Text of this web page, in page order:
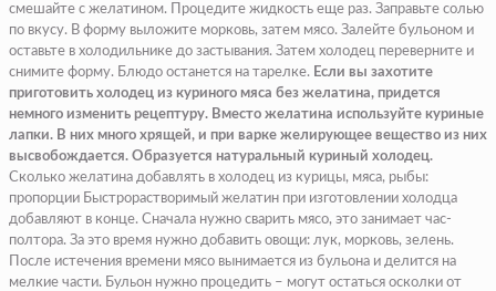
смешайте с желатином. Процедите жидкость еще раз. Заправьте солью
по вкусу. В форму выложите морковь, затем мясо. Залейте бульоном и
оставьте в холодильнике до застывания. Затем холодец переверните и
снимите форму. Блюдо останется на тарелке. Если вы захотите
приготовить холодец из куриного мяса без желатина, придется
немного изменить рецептуру. Вместо желатина используйте куриные
лапки. В них много хрящей, и при варке желирующее вещество из них
высвобождается. Образуется натуральный куриный холодец.
Сколько желатина добавлять в холодец из курицы, мяса, рыбы:
пропорции Быстрорастворимый желатин при изготовлении холодца
добавляют в конце. Сначала нужно сварить мясо, это занимает час-
полтора. За это время нужно добавить овощи: лук, морковь, зелень.
После истечения времени мясо вынимается из бульона и делится на
мелкие части. Бульон нужно процедить – могут остаться осколки от